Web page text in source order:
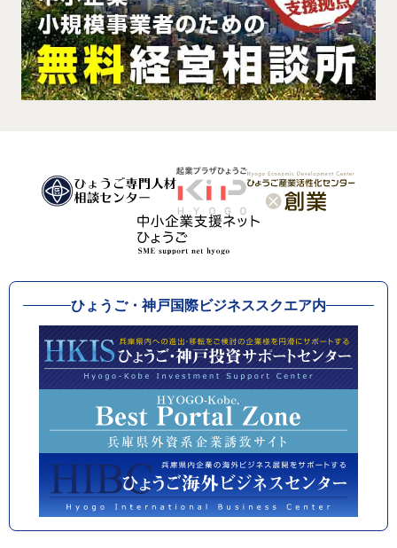
ひょうご・神戸国際ビジネススクエア内